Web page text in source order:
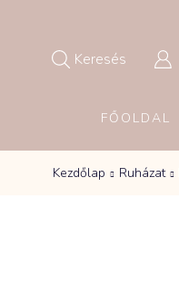
Keresés
FŐOLDAL
Kezdőlap Ruházat